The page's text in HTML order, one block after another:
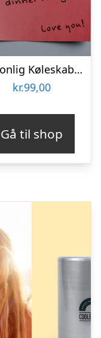
Personlig Køleskabsmagnet med Foto – Hjerte
kr.99,00
Gå til shop